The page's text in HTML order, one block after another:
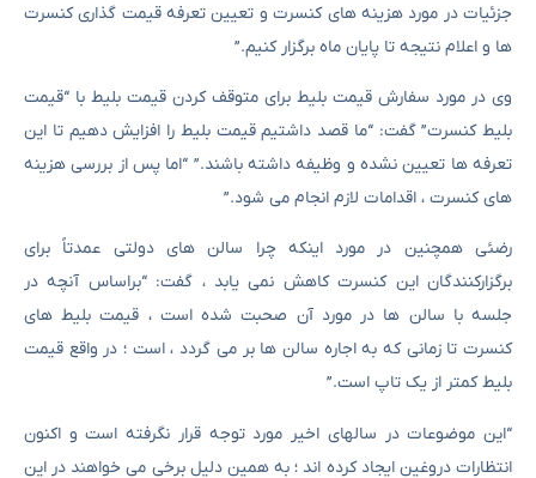
جزئیات در مورد هزینه های کنسرت و تعیین تعرفه قیمت گذاری کنسرت
ها و اعلام نتیجه تا پایان ماه برگزار کنیم.”
وی در مورد سفارش قیمت بلیط برای متوقف کردن قیمت بلیط با “قیمت
بلیط کنسرت” گفت: “ما قصد داشتیم قیمت بلیط را افزایش دهیم تا این
تعرفه ها تعیین نشده و وظیفه داشته باشند.” “اما پس از بررسی هزینه
های کنسرت ، اقدامات لازم انجام می شود.”
رضئی همچنین در مورد اینکه چرا سالن های دولتی عمدتاً برای
برگزارکنندگان این کنسرت کاهش نمی یابد ، گفت: “براساس آنچه در
جلسه با سالن ها در مورد آن صحبت شده است ، قیمت بلیط های
کنسرت تا زمانی که به اجاره سالن ها بر می گردد ، است ؛ در واقع قیمت
بلیط کمتر از یک تاپ است.”
“این موضوعات در سالهای اخیر مورد توجه قرار نگرفته است و اکنون
انتظارات دروغین ایجاد کرده اند ؛ به همین دلیل برخی می خواهند در این